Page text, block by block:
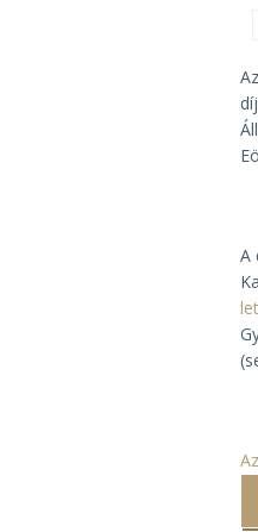
A